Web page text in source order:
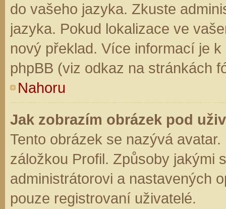
do vašeho jazyka. Zkuste
jazyka. Pokud lokalizace ve
nový překlad. Více informací je
phpBB (viz odkaz na stránkách
Nahoru
Jak zobrazím obrázek pod
Tento obrázek se nazývá
záložkou Profil. Způsoby jakými
administrátorovi a nastavených
pouze registrovaní uživatelé.